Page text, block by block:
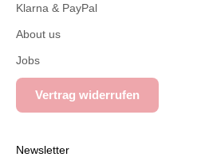
Klarna & PayPal
About us
Jobs
Vertrag widerrufen
Newsletter